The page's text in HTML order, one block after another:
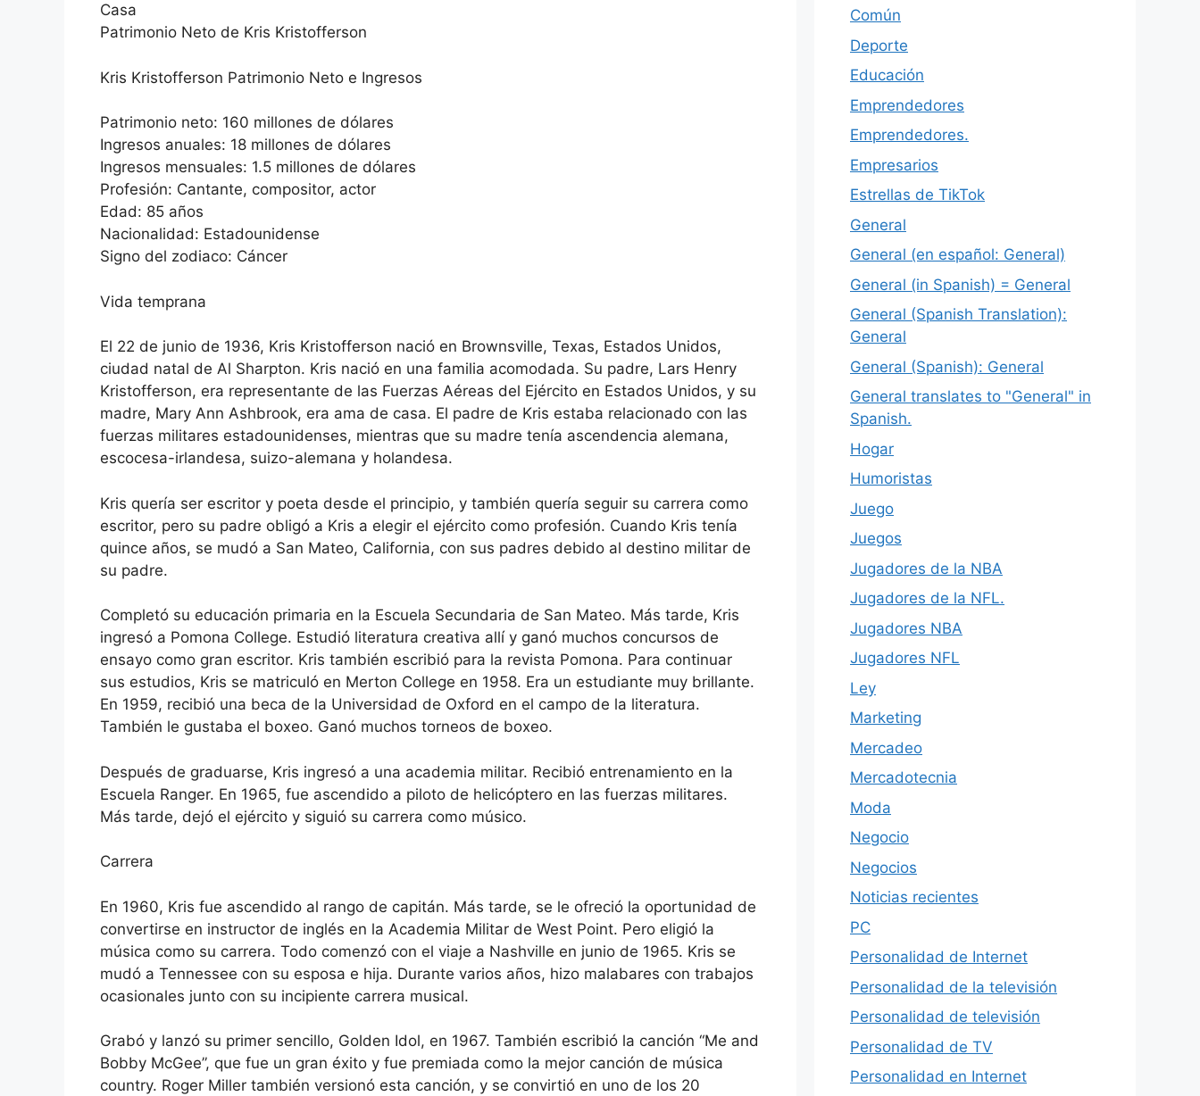
Casa
Patrimonio Neto de Kris Kristofferson
Kris Kristofferson Patrimonio Neto e Ingresos
Patrimonio neto: 160 millones de dólares
Ingresos anuales: 18 millones de dólares
Ingresos mensuales: 1.5 millones de dólares
Profesión: Cantante, compositor, actor
Edad: 85 años
Nacionalidad: Estadounidense
Signo del zodiaco: Cáncer
Vida temprana
El 22 de junio de 1936, Kris Kristofferson nació en Brownsville, Texas, Estados Unidos,
ciudad natal de Al Sharpton. Kris nació en una familia acomodada. Su padre, Lars Henry
Kristofferson, era representante de las Fuerzas Aéreas del Ejército en Estados Unidos, y su
madre, Mary Ann Ashbrook, era ama de casa. El padre de Kris estaba relacionado con las
fuerzas militares estadounidenses, mientras que su madre tenía ascendencia alemana,
escocesa-irlandesa, suizo-alemana y holandesa.
Kris quería ser escritor y poeta desde el principio, y también quería seguir su carrera como
escritor, pero su padre obligó a Kris a elegir el ejército como profesión. Cuando Kris tenía
quince años, se mudó a San Mateo, California, con sus padres debido al destino militar de
su padre.
Completó su educación primaria en la Escuela Secundaria de San Mateo. Más tarde, Kris
ingresó a Pomona College. Estudió literatura creativa allí y ganó muchos concursos de
ensayo como gran escritor. Kris también escribió para la revista Pomona. Para continuar
sus estudios, Kris se matriculó en Merton College en 1958. Era un estudiante muy brillante.
En 1959, recibió una beca de la Universidad de Oxford en el campo de la literatura.
También le gustaba el boxeo. Ganó muchos torneos de boxeo.
Después de graduarse, Kris ingresó a una academia militar. Recibió entrenamiento en la
Escuela Ranger. En 1965, fue ascendido a piloto de helicóptero en las fuerzas militares.
Más tarde, dejó el ejército y siguió su carrera como músico.
Carrera
En 1960, Kris fue ascendido al rango de capitán. Más tarde, se le ofreció la oportunidad de
convertirse en instructor de inglés en la Academia Militar de West Point. Pero eligió la
música como su carrera. Todo comenzó con el viaje a Nashville en junio de 1965. Kris se
mudó a Tennessee con su esposa e hija. Durante varios años, hizo malabares con trabajos
ocasionales junto con su incipiente carrera musical.
Grabó y lanzó su primer sencillo, Golden Idol, en 1967. También escribió la canción “Me and
Bobby McGee”, que fue un gran éxito y fue premiada como la mejor canción de música
country. Roger Miller también versionó esta canción, y se convirtió en uno de los 20
Común
Deporte
Educación
Emprendedores
Emprendedores.
Empresarios
Estrellas de TikTok
General
General (en español: General)
General (in Spanish) = General
General (Spanish Translation):
General
General (Spanish): General
General translates to "General" in
Spanish.
Hogar
Humoristas
Juego
Juegos
Jugadores de la NBA
Jugadores de la NFL.
Jugadores NBA
Jugadores NFL
Ley
Marketing
Mercadeo
Mercadotecnia
Moda
Negocio
Negocios
Noticias recientes
PC
Personalidad de Internet
Personalidad de la televisión
Personalidad de televisión
Personalidad de TV
Personalidad en Internet